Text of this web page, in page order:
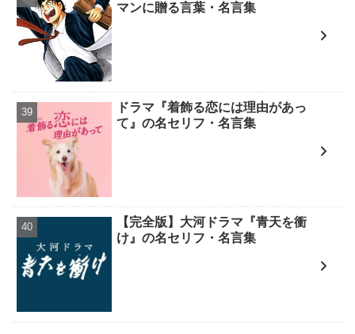
マンに贈る言葉・名言集
ドラマ『着飾る恋には理由があっ
て』の名セリフ・名言集
【完全版】大河ドラマ『青天を衝
け』の名セリフ・名言集